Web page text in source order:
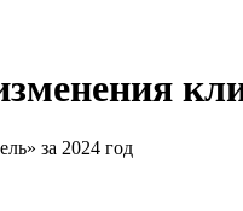
за 2024 год